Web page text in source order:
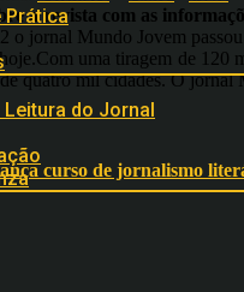
Prática
do Jornal
a revista com as
o jornal Mundo Jovem
uma tiragem de 120
quatro mil cidades. O
curso de jornalismo